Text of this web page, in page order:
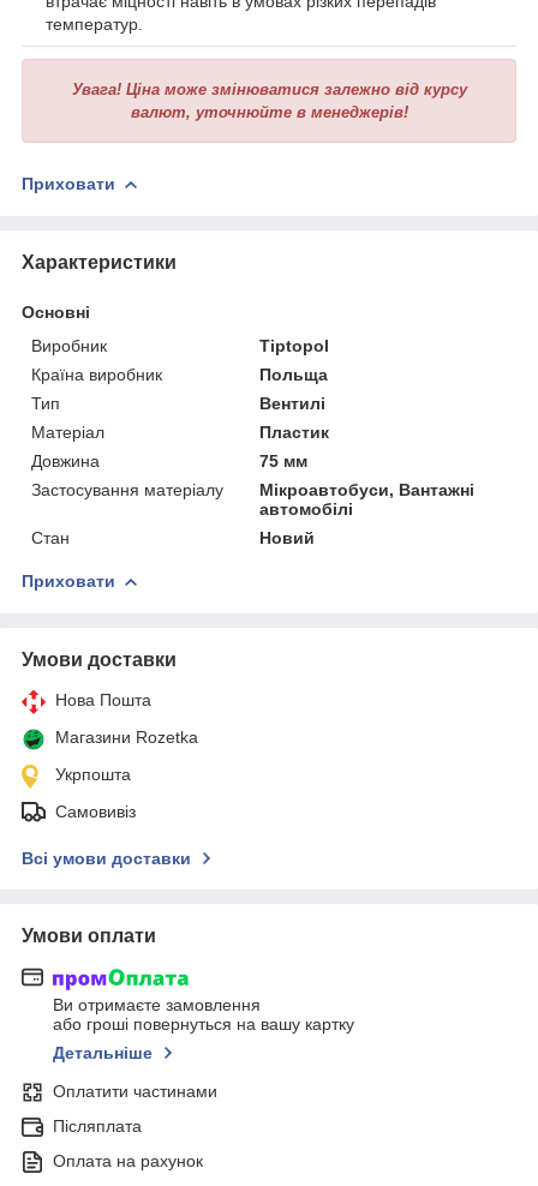
температур.
Увага! Ціна може змінюватися залежно від курсу
валют, уточнюйте в менеджерів!
Приховати
Характеристики
Основні
Виробник
Tiptopol
Країна виробник
Польща
Тип
Вентилі
Матеріал
Пластик
Довжина
75 мм
Застосування матеріалу
Мікроавтобуси, Вантажні
автомобілі
Стан
Новий
Приховати
Умови доставки
Нова Пошта
Магазини Rozetka
Укрпошта
Самовивіз
Всі умови доставки
Умови оплати
Ви отримаєте замовлення
або гроші повернуться на вашу картку
Детальніше
Оплатити частинами
Післяплата
Оплата на рахунок